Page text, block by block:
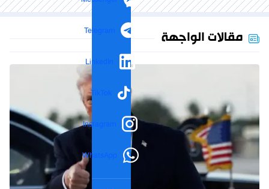
Telegram
LinkedIn
TikTok
Instagram
WhatsApp
مقالات الواجهة